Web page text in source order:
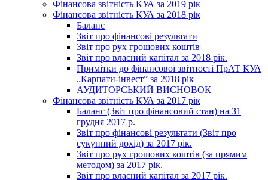
Фінансова звітність КУА за 2019 рік
Фінансова звітність КУА за 2018 рік
Баланс
Звіт про фінансові результати
Звіт про рух грошових коштів
Звіт про власний капітал за 2018 рік.
Примітки до фінансової звітності ПрАТ КУА
„Карпати-інвест” за 2018 рік
АУДИТОРСЬКИЙ ВИСНОВОК
Фінансова звітність КУА за 2017 рік
Баланс (Звіт про фінансовий стан) на 31
грудня 2017 р.
Звіт про фінансові результати (Звіт про
сукупний дохід) за 2017 рік.
Звіт про рух грошових коштів (за прямим
методом) за 2017 рік.
Звіт про власний капітал за 2017 рік.